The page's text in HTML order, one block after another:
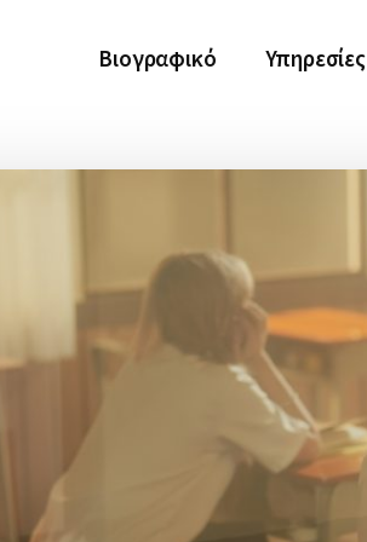
Βιογραφικό Υπηρεσίες